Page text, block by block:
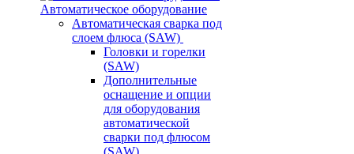
Автоматическое оборудование
Автоматическая сварка под
слоем флюса (SAW)
Головки и горелки
(SAW)
Дополнительные
оснащение и опции
для оборудования
автоматической
сварки под флюсом
(SAW)